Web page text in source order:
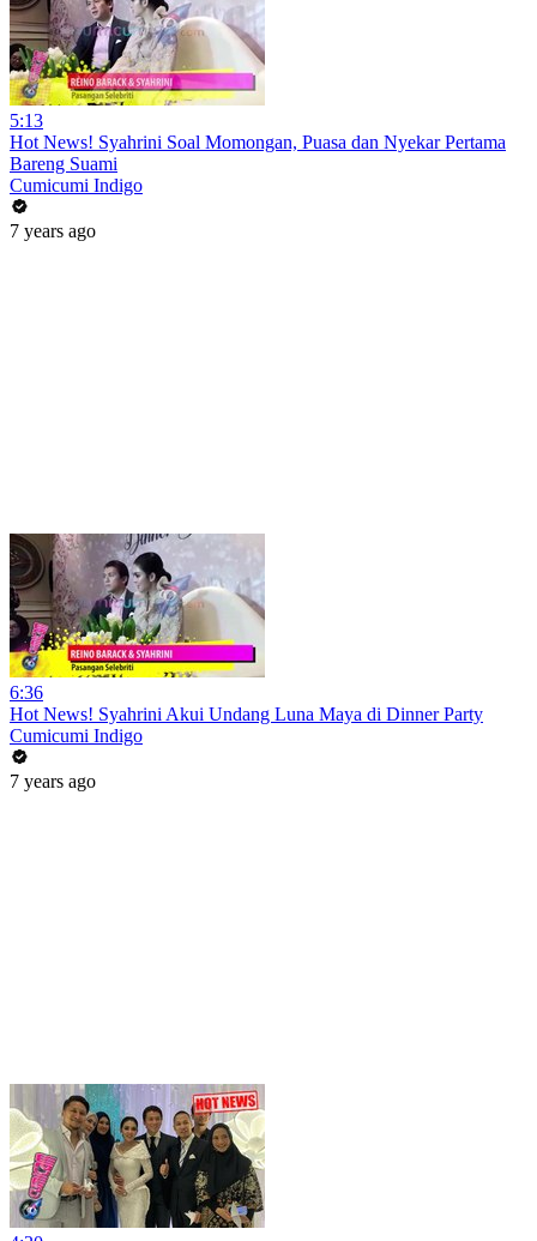
5:13
Hot News! Syahrini Soal Momongan, Puasa dan Nyekar Pertama
Bareng Suami
Cumicumi Indigo
7 years ago
6:36
Hot News! Syahrini Akui Undang Luna Maya di Dinner Party
Cumicumi Indigo
7 years ago